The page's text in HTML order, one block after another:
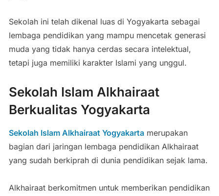
Sekolah ini telah dikenal luas di Yogyakarta sebagai
lembaga pendidikan yang mampu mencetak generasi
muda yang tidak hanya cerdas secara intelektual,
tetapi juga memiliki karakter Islami yang unggul.
Sekolah Islam Alkhairaat
Berkualitas Yogyakarta
Sekolah Islam Alkhairaat Yogyakartamerupakan
bagian dari jaringan lembaga pendidikan Alkhairaat
yang sudah berkiprah di dunia pendidikan sejak lama.
Alkhairaat berkomitmen untuk memberikan pendidikan